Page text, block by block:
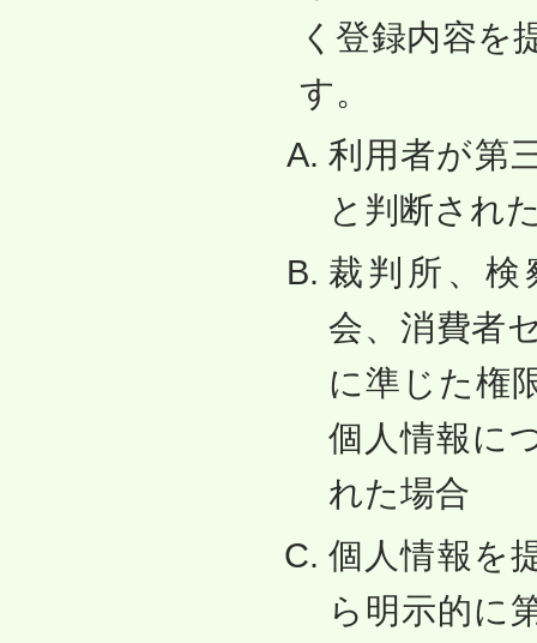
く登録内容を
す。
利用者が第
と判断され
裁判所、検
会、消費者
に準じた権
個人情報に
れた場合
個人情報を
ら明示的に